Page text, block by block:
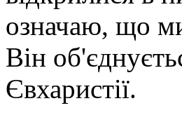
означаю, що
Він
Євхаристії.